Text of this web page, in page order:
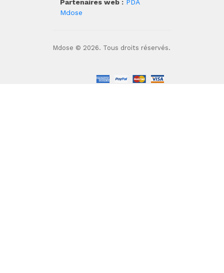
Partenaires web : PDA
Mdose
Mdose © 2026. Tous droits réservés.